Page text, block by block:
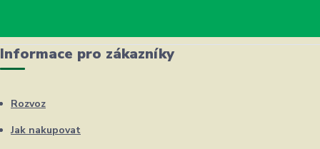
Informace pro zákazníky
Rozvoz
Jak nakupovat